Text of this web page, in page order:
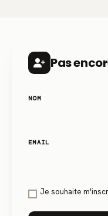
Pas
NOM
EMAIL
Je souhaite